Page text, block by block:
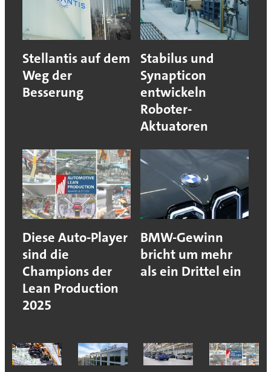
Stellantis auf dem
Weg der
Besserung
Stabilus und
Synapticon
entwickeln
Roboter-
Aktuatoren
Diese Auto-Player
sind die
Champions der
Lean Production
2025
BMW-Gewinn
bricht um mehr
als ein Drittel ein